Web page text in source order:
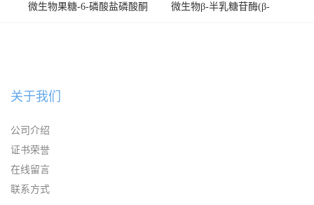
微生物果糖-6-磷酸盐磷酸酮
微生物β-半乳糖苷酶(β-
关于我们
公司介绍
证书荣誉
在线留言
联系方式